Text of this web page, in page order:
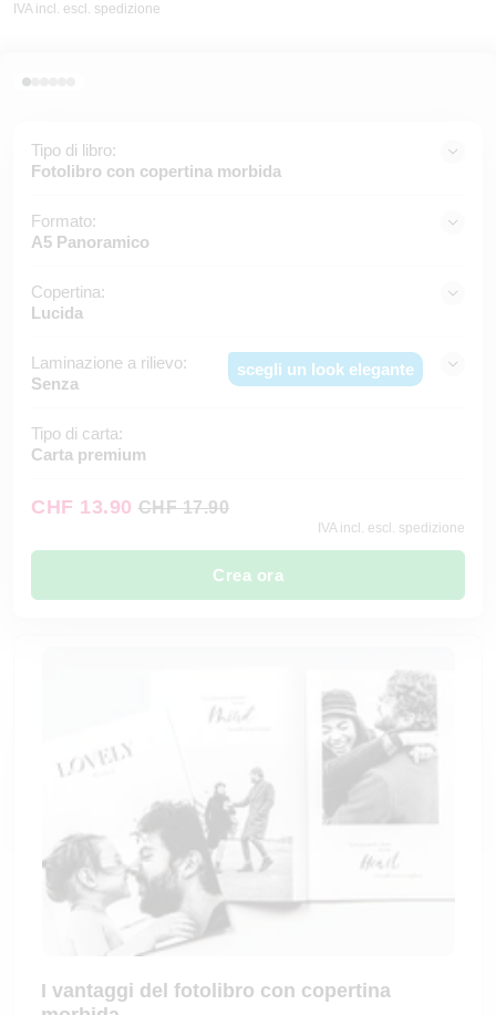
IVA incl. escl. spedizione
Tipo di libro:
Fotolibro con copertina morbida
Formato:
A5 Panoramico
Copertina:
Lucida
Laminazione a rilievo:
Senza
scegli un look elegante
Tipo di carta:
Carta premium
CHF 13.90 CHF 17.90
IVA incl. escl. spedizione
Crea ora
I vantaggi del fotolibro con copertina